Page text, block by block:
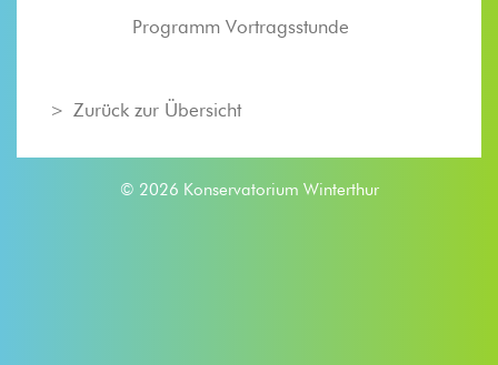
Programm Vortragsstunde
Zurück zur Übersicht
© 2026 Konservatorium Winterthur